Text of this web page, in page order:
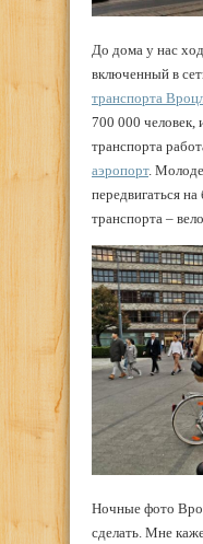
До дома у нас
включенный в
транспорта
700 000 человек,
транспорта
аэропорт.
передвигаться
транспорта –
Ночные фото
сделать. Мне